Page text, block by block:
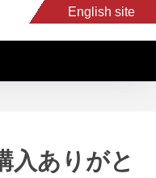
English site
入ありがと